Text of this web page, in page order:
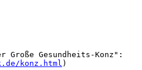
Große Gesundheits-Konz":
konz.html )